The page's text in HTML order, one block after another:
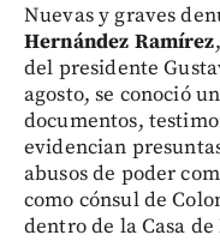
Nuevas y graves
Hernández Ramírez
del presidente
agosto, se conoció
documentos,
evidencian
abusos de poder
como cónsul de
dentro de la Casa